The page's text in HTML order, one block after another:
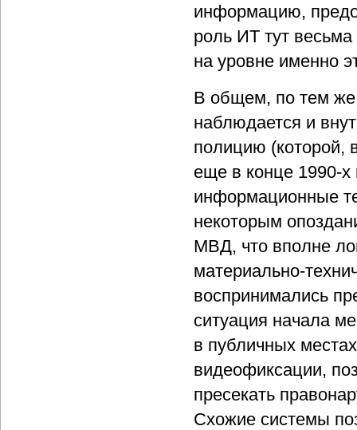
информацию,
роль ИТ тут
на уровне именно
В общем, по тем же
наблюдается и
полицию (которой,
еще в конце 1990-х
информационные
некоторым
МВД, что вполне
материально-
воспринимались
ситуация начала
в публичных
видеофиксации,
пресекать
Схожие системы